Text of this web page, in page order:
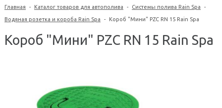
Главная - Каталог товаров для автополива - Системы полива Rain Spa -
Водяная розетка и короба Rain Spa - Короб "Мини" PZC RN 15 Rain Spa
Короб "Мини" PZC RN 15 Rain Spa